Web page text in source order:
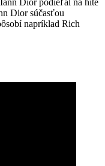
Dior súčasťou
napríklad Rich